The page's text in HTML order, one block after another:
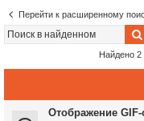
Перейти к расширенному
Найдено 2
Отображение GIF-